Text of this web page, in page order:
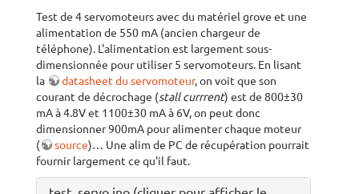
Test de 4 servomoteurs avec du matériel grove et une
alimentation de 550 mA (ancien chargeur de
téléphone). L'alimentation est largement sous-
dimensionnée pour utiliser 5 servomoteurs. En lisant
la
datasheet du servomoteur, on voit que son
courant de décrochage (stall currrent) est de 800±30
mA à 4.8V et 1100±30 mA à 6V, on peut donc
dimensionner 900mA pour alimenter chaque moteur
(
source)… Une alim de PC de récupération pourrait
fournir largement ce qu'il faut.